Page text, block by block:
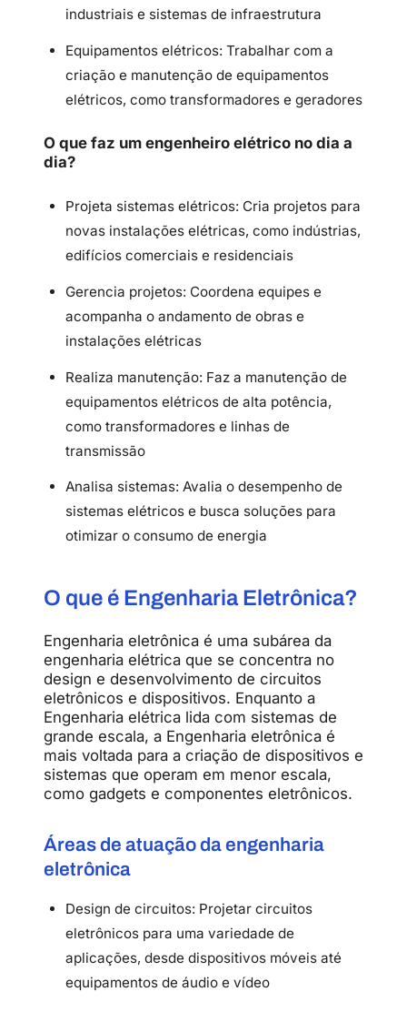
industriais e sistemas de infraestrutura
Equipamentos elétricos: Trabalhar com a
criação e manutenção de equipamentos
elétricos, como transformadores e geradores
O que faz um engenheiro elétrico no dia a
dia?
Projeta sistemas elétricos: Cria projetos para
novas instalações elétricas, como indústrias,
edifícios comerciais e residenciais
Gerencia projetos: Coordena equipes e
acompanha o andamento de obras e
instalações elétricas
Realiza manutenção: Faz a manutenção de
equipamentos elétricos de alta potência,
como transformadores e linhas de
transmissão
Analisa sistemas: Avalia o desempenho de
sistemas elétricos e busca soluções para
otimizar o consumo de energia
O que é Engenharia Eletrônica?
Engenharia eletrônica é uma subárea da
engenharia elétrica que se concentra no
design e desenvolvimento de circuitos
eletrônicos e dispositivos. Enquanto a
Engenharia elétrica lida com sistemas de
grande escala, a Engenharia eletrônica é
mais voltada para a criação de dispositivos e
sistemas que operam em menor escala,
como gadgets e componentes eletrônicos.
Áreas de atuação da engenharia
eletrônica
Design de circuitos: Projetar circuitos
eletrônicos para uma variedade de
aplicações, desde dispositivos móveis até
equipamentos de áudio e vídeo